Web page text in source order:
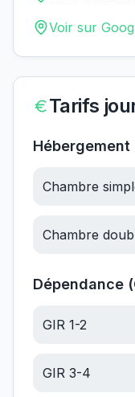
Voir sur
Tarifs
Hébergement
Chambre
Chambre
Dépendance
GIR 1-2
GIR 3-4